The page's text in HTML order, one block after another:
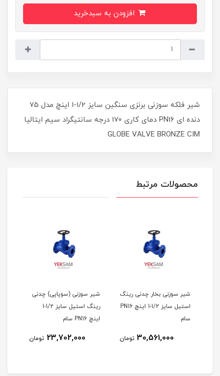
شیر فلکه سوزنی برنزی سنگین سایز 1/2-1 اینچ مدل 75
دنده ای PN1۶ دمای کاری 170 درجه سانتیگراد سیم ایتالیا
GLOBE VALVE BRONZE CIM
محصولات مرتبط
شیر سوزنی بخار چدنی رینگ
استیل سایز 1/2-1 اینچ PN16
سام
30,561,000 تومان
شیر سوزنی (سوپاپی) چدنی
رینگ استیل سایز 1/2-1
اینچ PN16 سام
23,702,000 تومان